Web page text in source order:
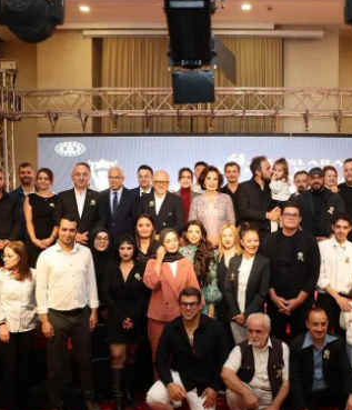
Sivas
Tekirdağ
Tokat
Tunceli
Şanlıurfa
Uşak
Van
Yozgat